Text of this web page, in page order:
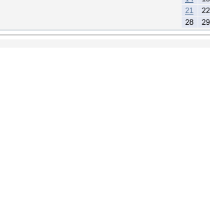
21
22
28
29